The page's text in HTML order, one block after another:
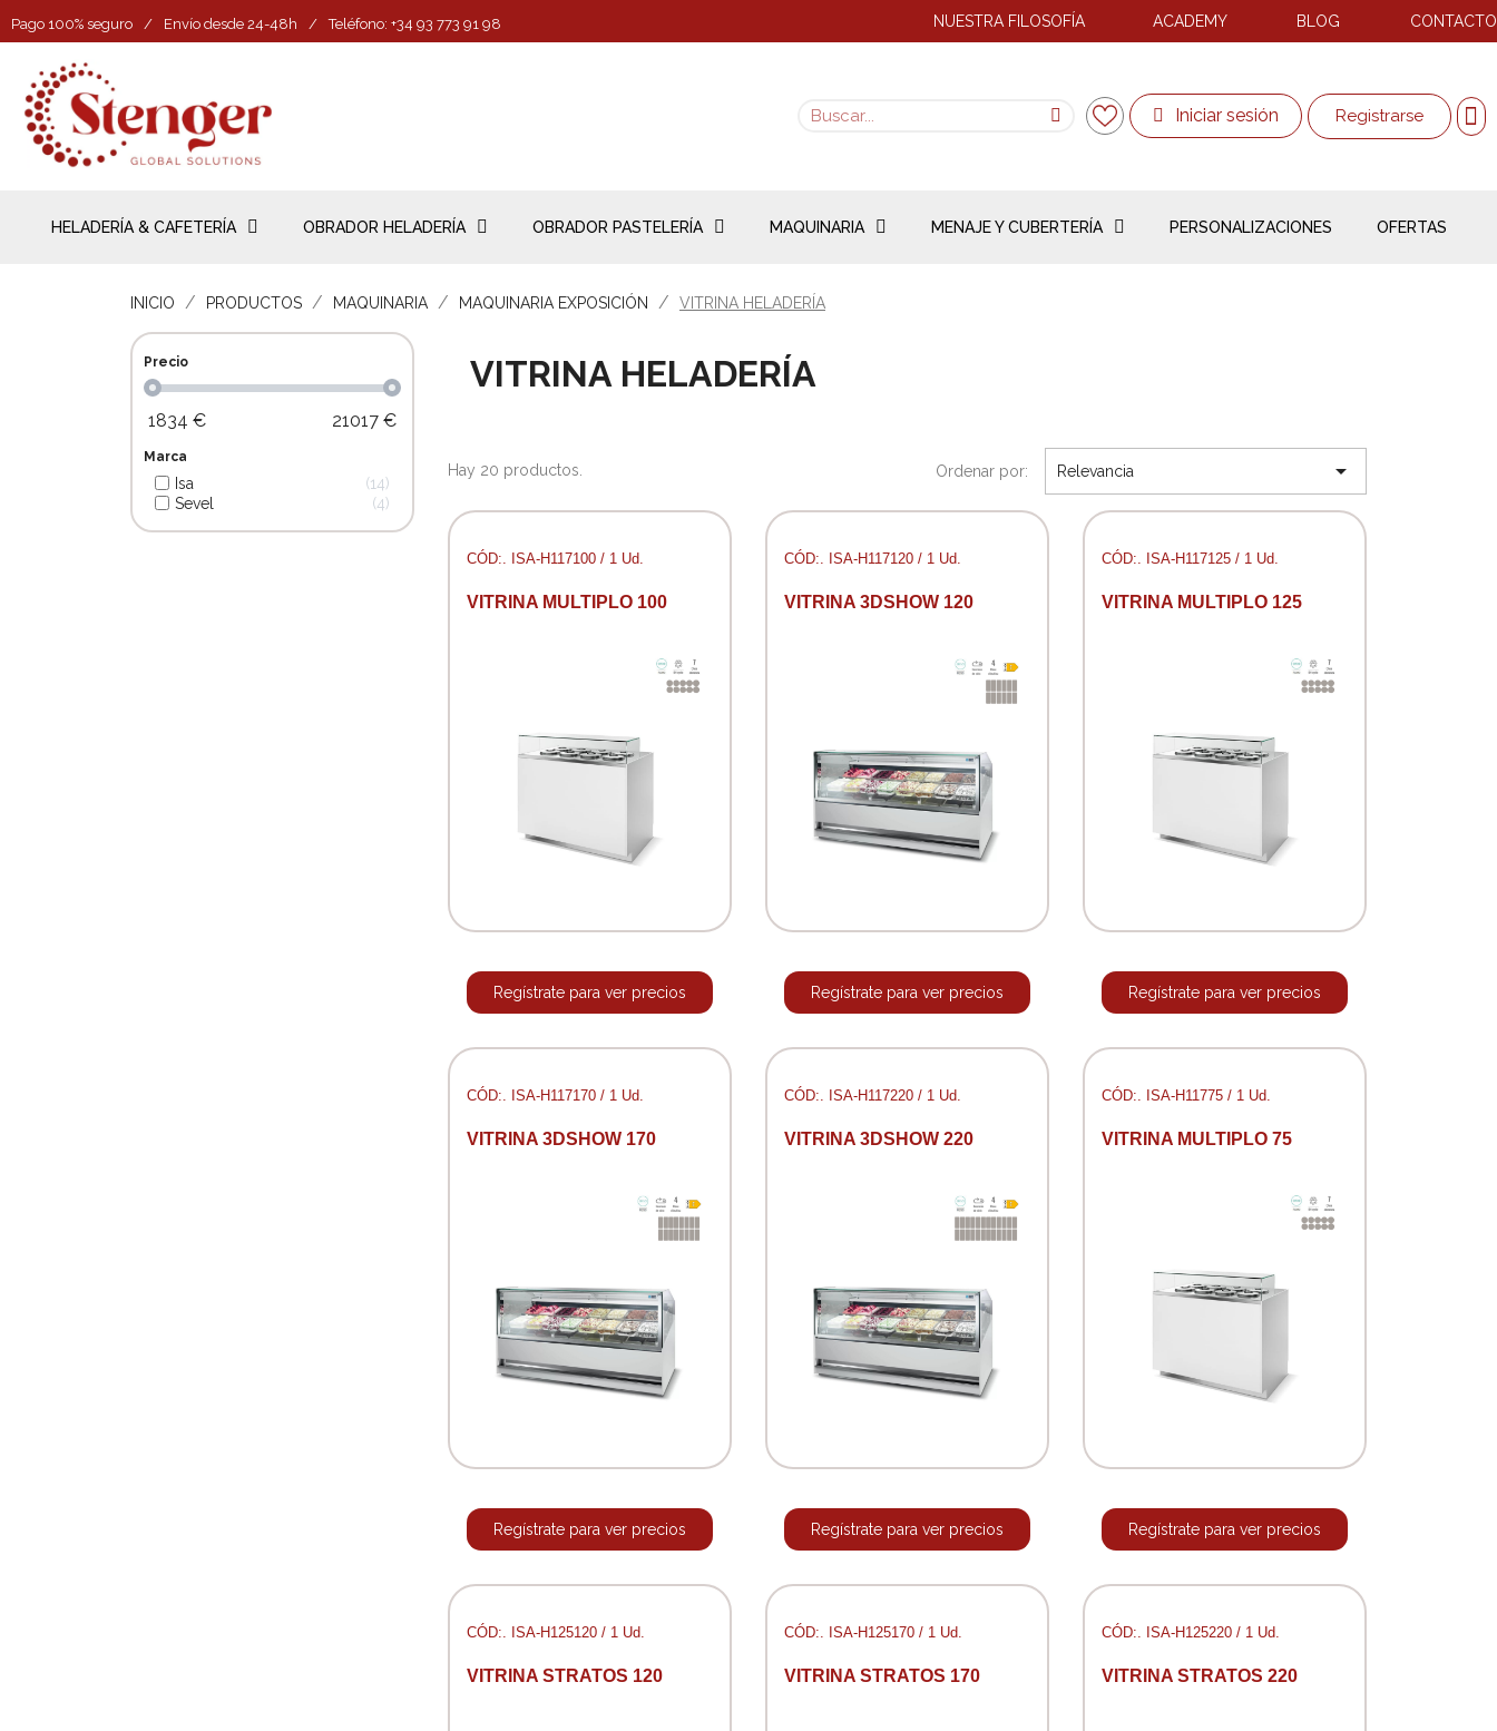
Pago 100% seguro / Envío desde 24-48h / Teléfono: +34 93 773 91 98 NUESTRA FILOSOFÍA ACADEMY BLOG CONTACTO
Iniciar sesión Registrarse
HELADERÍA & CAFETERÍA OBRADOR HELADERÍA OBRADOR PASTELERÍA MAQUINARIA MENAJE Y CUBERTERÍA PERSONALIZACIONES OFERTAS
INICIO PRODUCTOS MAQUINARIA MAQUINARIA EXPOSICIÓN VITRINA HELADERÍA
Precio
1834 € 21017 €
Marca
Isa
14
Sevel
4
VITRINA HELADERÍA
Hay 20 productos. Ordenar por: Relevancia 
CÓD:. ISA-H117100 / 1 Ud.
VITRINA MULTIPLO 100
Regístrate para ver precios
CÓD:. ISA-H117120 / 1 Ud.
VITRINA 3DSHOW 120
Regístrate para ver precios
CÓD:. ISA-H117125 / 1 Ud.
VITRINA MULTIPLO 125
Regístrate para ver precios
CÓD:. ISA-H117170 / 1 Ud.
VITRINA 3DSHOW 170
Regístrate para ver precios
CÓD:. ISA-H117220 / 1 Ud.
VITRINA 3DSHOW 220
Regístrate para ver precios
CÓD:. ISA-H11775 / 1 Ud.
VITRINA MULTIPLO 75
Regístrate para ver precios
CÓD:. ISA-H125120 / 1 Ud.
VITRINA STRATOS 120
CÓD:. ISA-H125170 / 1 Ud.
VITRINA STRATOS 170
CÓD:. ISA-H125220 / 1 Ud.
VITRINA STRATOS 220